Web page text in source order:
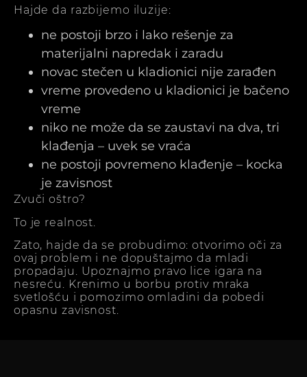
Hajde da razbijemo iluzije:
ne postoji brzo i lako rešenje za
materijalni napredak i zaradu
novac stečen u kladionici nije zarađen
vreme provedeno u kladionici je bačeno
vreme
niko ne može da se zaustavi na dva, tri
klađenja – uvek se vraća
ne postoji povremeno klađenje – kocka
je zavisnost
Zvuči oštro?
To je realnost.
Zato, hajde da se probudimo: otvorimo oči za
ovaj problem i ne dopuštajmo da mladi
propadaju. Upoznajmo pravo lice igara na
nesreću. Krenimo u borbu protiv mraka
svetlošću i pomozimo omladini da pobedi
opasnu zavisnost.